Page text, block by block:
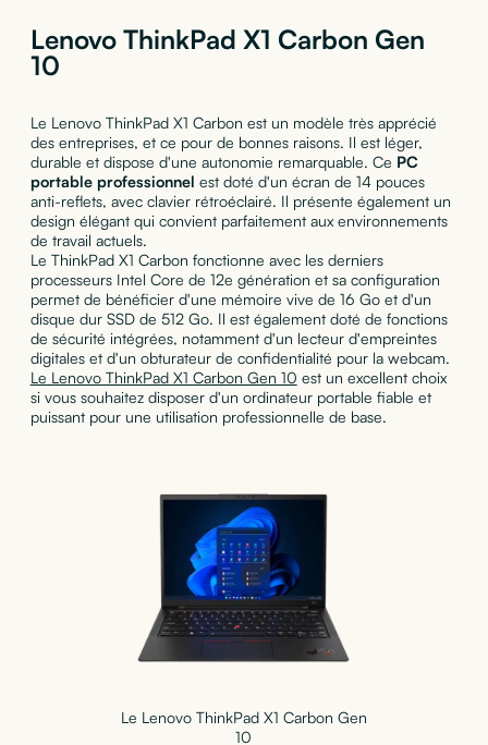
Lenovo ThinkPad X1 Carbon Gen
10
Le Lenovo ThinkPad X1 Carbon est un modèle très apprécié
des entreprises, et ce pour de bonnes raisons. Il est léger,
durable et dispose d'une autonomie remarquable. Ce PC
portable professionnel est doté d'un écran de 14 pouces
anti-reflets, avec clavier rétroéclairé. Il présente également un
design élégant qui convient parfaitement aux environnements
de travail actuels.
Le ThinkPad X1 Carbon fonctionne avec les derniers
processeurs Intel Core de 12e génération et sa configuration
permet de bénéficier d'une mémoire vive de 16 Go et d'un
disque dur SSD de 512 Go. Il est également doté de fonctions
de sécurité intégrées, notamment d'un lecteur d'empreintes
digitales et d'un obturateur de confidentialité pour la webcam.
Le Lenovo ThinkPad X1 Carbon Gen 10 est un excellent choix
si vous souhaitez disposer d'un ordinateur portable fiable et
puissant pour une utilisation professionnelle de base.
Le Lenovo ThinkPad X1 Carbon Gen
10